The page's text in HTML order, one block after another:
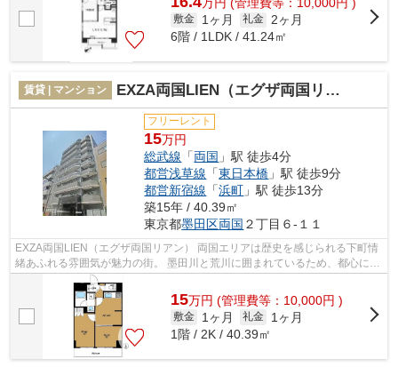
敷金 1ヶ月 礼金
2ヶ月
6階 / 1LDK / 41.24㎡
賃貸 | マンション EXZA両国LIEN（エグザ両国リアン）
フリーレント
15万円
総武線 「両国 」駅 徒歩4分
都営浅草線 「東日本橋 」駅 徒歩9分
都営新宿線 「浜町 」駅 徒歩13分
築15年 / 40.39㎡
東京都墨田区両国 ２丁目６-１１
EXZA両国LIEN（エグザ両国リアン） 両国エリアは歴史を感じられる下町情
緒あふれる雰囲気が魅力の街。 墨田川と荒川に囲まれているため、都心にい
ながらも自然を享受できる環境です。...
15万円 (管理費等：10,000円 )
敷金 1ヶ月 礼金
1ヶ月
1階 / 2K / 40.39㎡